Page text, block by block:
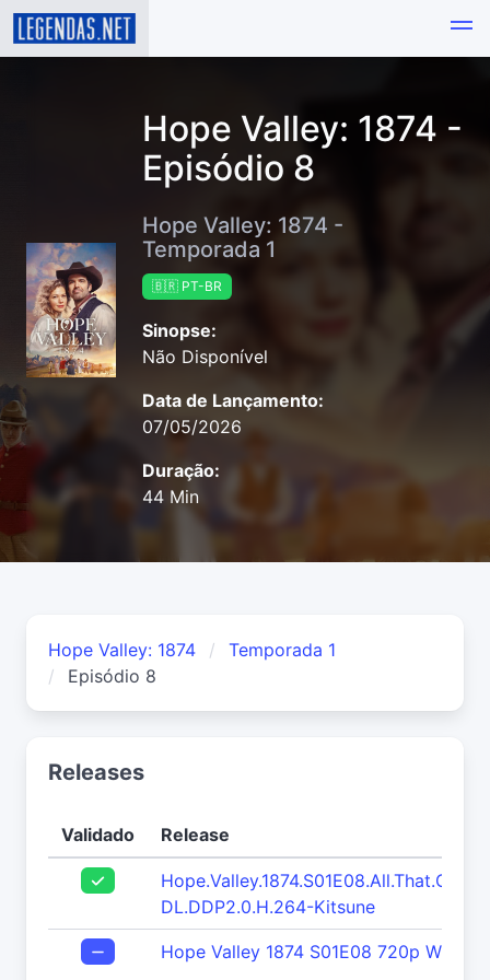
Hope Valley: 1874 -
Episódio 8
Hope Valley: 1874 -
Temporada 1
🇧🇷 PT-BR
Sinopse:
Não Disponível
Data de Lançamento:
07/05/2026
Duração:
44 Min
Hope Valley: 1874
Temporada 1
Episódio 8
Releases
Validado Release
DL.DDP2.0.H.264-Kitsune
Hope Valley 1874 S01E08 720p WEB